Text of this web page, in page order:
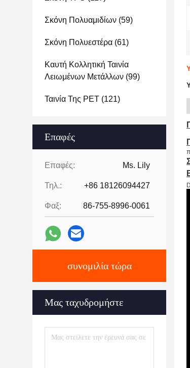
Σκόνη Πολυαμιδίων (59)
Σκόνη Πολυεστέρα (61)
Καυτή Κολλητική Ταινία
Λειωμένων Μετάλλων (99)
Ταινία Της PET (121)
Επαφές
Επαφές: Ms. Lily
Τηλ.: +86 18126094427
Φαξ: 86-755-8996-0061
συνομιλία τώρα
Μας ταχυδρομήστε